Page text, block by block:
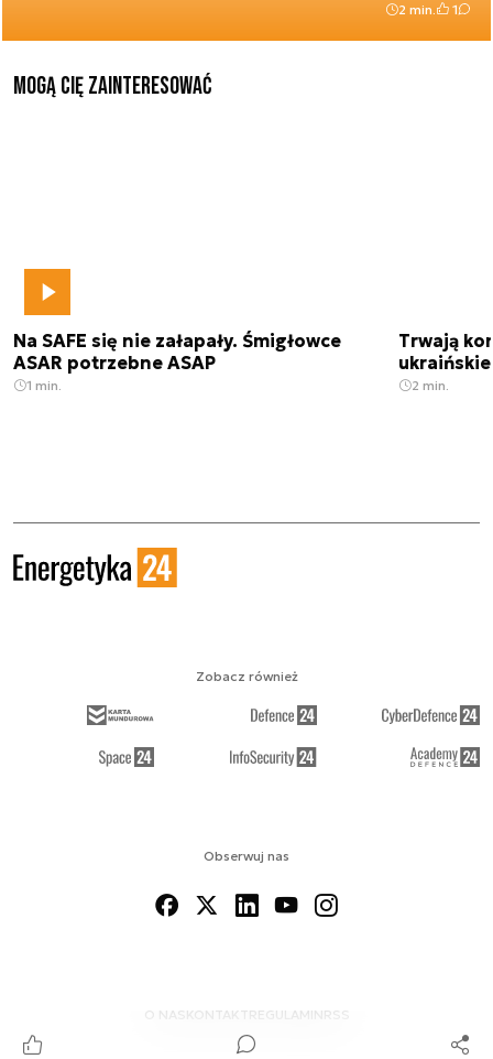
2 min. 1
Mogą Cię zainteresować
Na SAFE się nie załapały. Śmigłowce
ASAR potrzebne ASAP
1 min.
Trwają
2 min.
Obserwuj nas
O NAS KONTAKTREGULAMINRSS
Zobacz również